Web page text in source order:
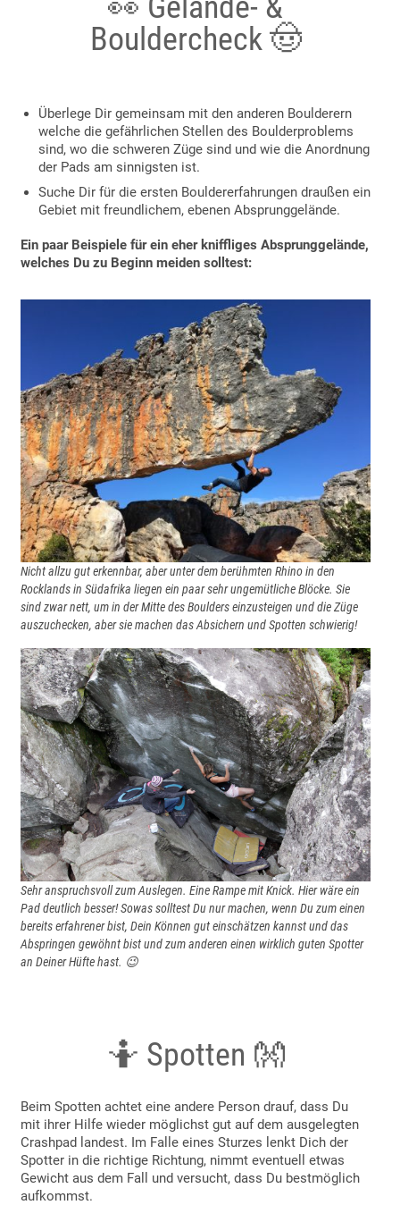
Bouldercheck 🤠
Überlege Dir gemeinsam mit den anderen Boulderern
welche die gefährlichen Stellen des Boulderproblems
sind, wo die schweren Züge sind und wie die Anordnung
der Pads am sinnigsten ist.
Suche Dir für die ersten Bouldererfahrungen draußen ein
Gebiet mit freundlichem, ebenen Absprunggelände.
Ein paar Beispiele für ein eher kniffliges Absprunggelände,
welches Du zu Beginn meiden solltest:
Nicht allzu gut erkennbar, aber unter dem berühmten Rhino in den
Rocklands in Südafrika liegen ein paar sehr ungemütliche Blöcke. Sie
sind zwar nett, um in der Mitte des Boulders einzusteigen und die Züge
auszuchecken, aber sie machen das Absichern und Spotten schwierig!
Sehr anspruchsvoll zum Auslegen. Eine Rampe mit Knick. Hier wäre ein
Pad deutlich besser! Sowas solltest Du nur machen, wenn Du zum einen
bereits erfahrener bist, Dein Können gut einschätzen kannst und das
Abspringen gewöhnt bist und zum anderen einen wirklich guten Spotter
an Deiner Hüfte hast. 😉
🤷 Spotten 👐
Beim Spotten achtet eine andere Person drauf, dass Du
mit ihrer Hilfe wieder möglichst gut auf dem ausgelegten
Crashpad landest. Im Falle eines Sturzes lenkt Dich der
Spotter in die richtige Richtung, nimmt eventuell etwas
Gewicht aus dem Fall und versucht, dass Du bestmöglich
aufkommst.